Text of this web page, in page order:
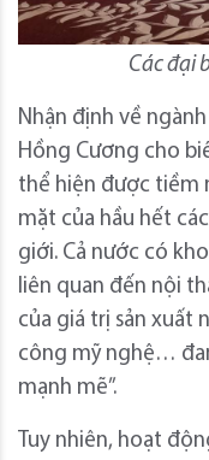
Các đại
Nhận định về ngành
Hồng Cương cho
thể hiện được tiềm
mặt của hầu hết
giới. Cả nước có
liên quan đến nội
của giá trị sản xuất
công mỹ nghệ…
mạnh mẽ”.
Tuy nhiên, hoạt